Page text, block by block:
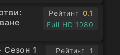
Рейтинг
0.1
Full HD 1080
Сезон 1
Рейтинг
1